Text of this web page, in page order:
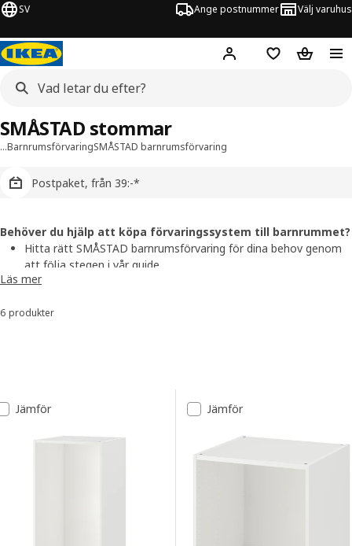
SV Ange postnummer Välj varuhus
Hej! Logga inInköpslistaVarukorg
…BarnrumsförvaringSMÅSTAD barnrumsförvaring
Postpaket, från 39:-*
SMÅSTAD stommar
Behöver du hjälp att köpa förvaringssystem till barnrummet?
Hitta rätt SMÅSTAD barnrumsförvaring för dina behov genom
att följa stegen i vår guide
eninredningsdesigner
Läs mer
Sortera och filtrera
6 produkter
Lista över resultat
Jämför Jämför